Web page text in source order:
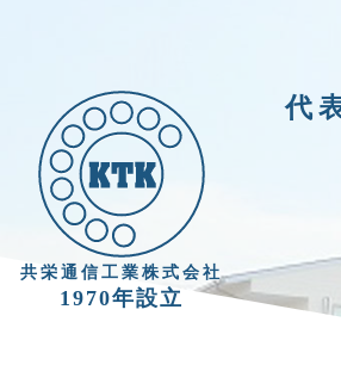
共栄通信工業株式会社
1970年設立
代